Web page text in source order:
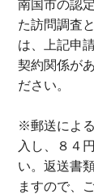
南国市の認
た訪問調査
は、上記申
契約関係が
ださい。
※郵送によ
入し、８４
い。返送書
ますので、